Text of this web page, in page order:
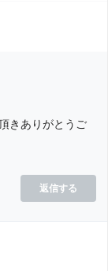
きありがとうご
返信する